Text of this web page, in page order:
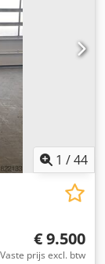
1 /44
€ 9.500
Vaste prijs excl. btw